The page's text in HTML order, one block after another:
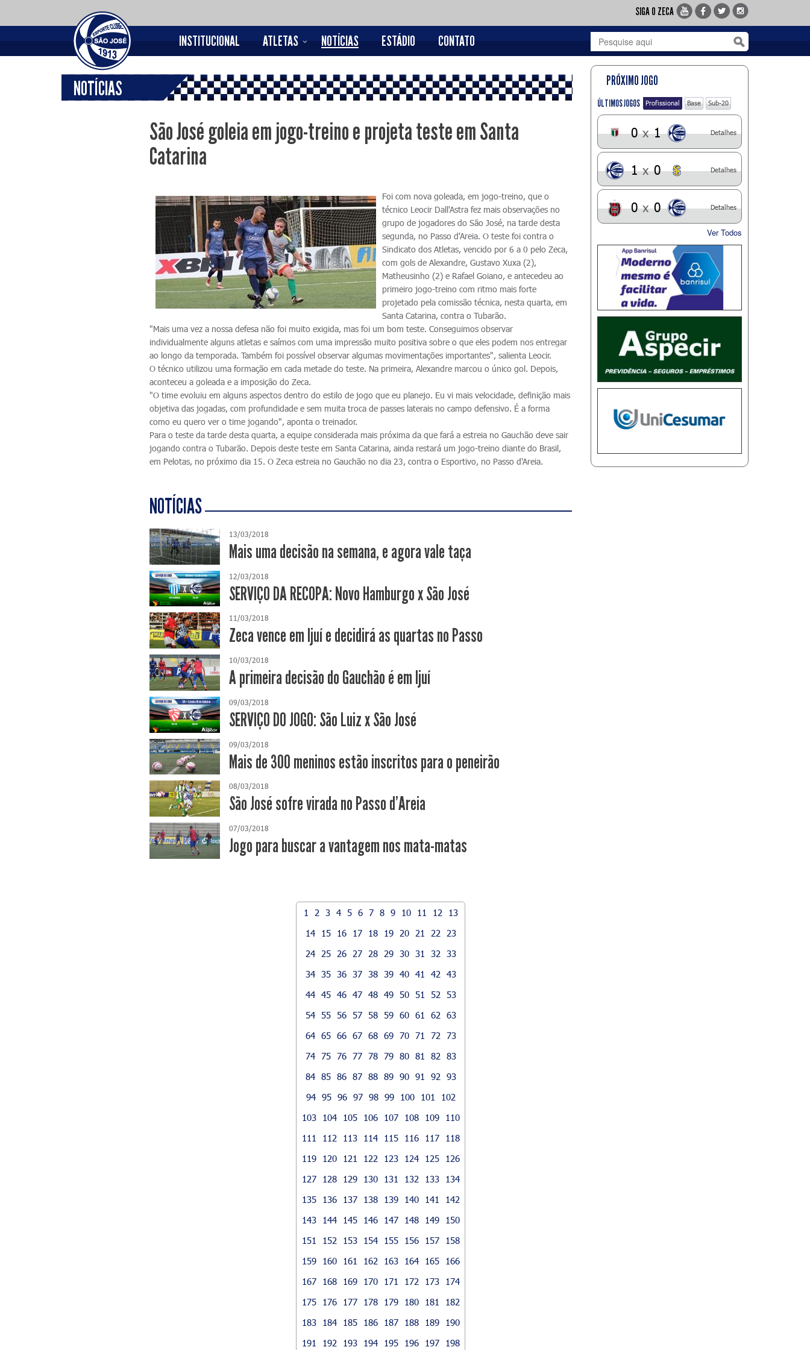
SIGA O ZECA
INSTITUCIONAL ATLETAS NOTÍCIAS ESTÁDIO CONTATO
NOTÍCIAS
São José goleia em jogo-treino e projeta teste em Santa
Catarina
Foi com nova goleada, em jogo-treino, que o
técnico Leocir Dall'Astra fez mais observações no
grupo de jogadores do São José, na tarde desta
segunda, no Passo d'Areia. O teste foi contra o
Sindicato dos Atletas, vencido por 6 a 0 pelo Zeca,
com gols de Alexandre, Gustavo Xuxa (2),
Matheusinho (2) e Rafael Goiano, e antecedeu ao
primeiro jogo-treino com ritmo mais forte
projetado pela comissão técnica, nesta quarta, em
Santa Catarina, contra o Tubarão.
"Mais uma vez a nossa defesa não foi muito exigida, mas foi um bom teste. Conseguimos observar
individualmente alguns atletas e saímos com uma impressão muito positiva sobre o que eles podem nos entregar
ao longo da temporada. Também foi possível observar algumas movimentações importantes", salienta Leocir.
O técnico utilizou uma formação em cada metade do teste. Na primeira, Alexandre marcou o único gol. Depois,
aconteceu a goleada e a imposição do Zeca.
"O time evoluiu em alguns aspectos dentro do estilo de jogo que eu planejo. Eu vi mais velocidade, definição mais
objetiva das jogadas, com profundidade e sem muita troca de passes laterais no campo defensivo. É a forma
como eu quero ver o time jogando", aponta o treinador.
Para o teste da tarde desta quarta, a equipe considerada mais próxima da que fará a estreia no Gauchão deve sair
jogando contra o Tubarão. Depois deste teste em Santa Catarina, ainda restará um jogo-treino diante do Brasil,
em Pelotas, no próximo dia 15. O Zeca estreia no Gauchão no dia 23, contra o Esportivo, no Passo d'Areia.
NOTÍCIAS
13/03/2018
Mais uma decisão na semana, e agora vale taça
12/03/2018
SERVIÇO DA RECOPA: Novo Hamburgo x São José
11/03/2018
Zeca vence em Ijuí e decidirá as quartas no Passo
10/03/2018
A primeira decisão do Gauchão é em Ijuí
09/03/2018
SERVIÇO DO JOGO: São Luiz x São José
09/03/2018
Mais de 300 meninos estão inscritos para o peneirão
08/03/2018
São José sofre virada no Passo d'Areia
07/03/2018
Jogo para buscar a vantagem nos mata-matas
1 2 3 4 5 6 7 8 9 10 11 12
13
14
15 16 17 18 19 20 21 22
23
24
25 26 27 28 29 30 31 32
33
34 35 36 37 38 39 40 41 42
43
44 45 46 47 48 49 50 51 52
53
54 55 56 57 58 59 60 61 62
63
64 65 66 67 68 69 70 71 72
73
74 75 76 77 78 79 80 81 82
83
84 85 86 87 88 89 90 91 92
93
94 95 96 97 98 99 100 101
102
103
104 105 106 107 108 109
110
111
112 113 114 115 116 117
118
119
120 121 122 123 124 125
126
127
128 129 130 131 132 133
134
135
136 137 138 139 140 141
142
143
144 145 146 147 148 149
150
151
152 153 154 155 156 157
158
159
160 161 162 163 164 165
166
167
168 169 170 171 172 173
174
175
176 177 178 179 180 181
182
183
184 185 186 187 188 189
190
191
192 193 194 195 196 197
198
PRÓXIMO JOGO
ÚLTIMOS JOGOS Profissional Base Sub-20
0 x 1 Detalhes
1 x 0 Detalhes
0 x 0 Detalhes
Ver Todos